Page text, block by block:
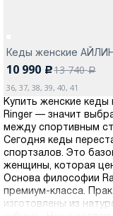
Кеды женские
10 990 c13 740a
36, 37, 38, 39, 40, 41
Купить женские кеды
Ringer — значит
между спортивным
Сегодня кеды
спортзалов. Это
женщины, которая
Основа философии
премиум-класса.
изготовлены из